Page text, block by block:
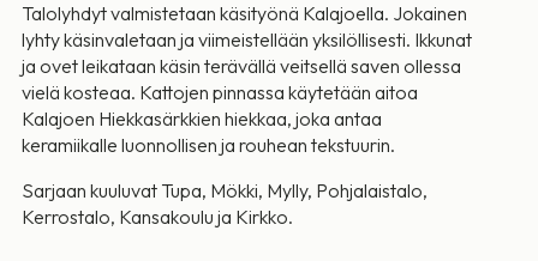
Talolyhdyt valmistetaan käsityönä Kalajoella. Jokainen
lyhty käsinvaletaan ja viimeistellään yksilöllisesti. Ikkunat
ja ovet leikataan käsin terävällä veitsellä saven ollessa
vielä kosteaa. Kattojen pinnassa käytetään aitoa
Kalajoen Hiekkasärkkien hiekkaa, joka antaa
keramiikalle luonnollisen ja rouhean tekstuurin.
Sarjaan kuuluvat Tupa, Mökki, Mylly, Pohjalaistalo,
Kerrostalo, Kansakoulu ja Kirkko.